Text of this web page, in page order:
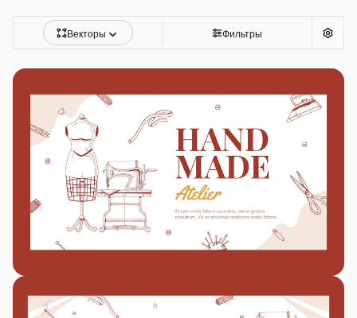
Векторы Фильтры